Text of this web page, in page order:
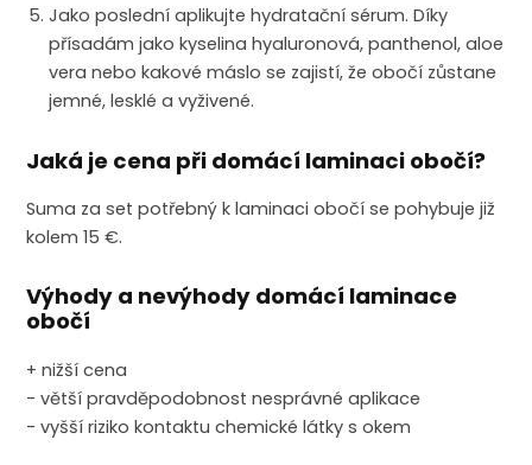
Jako poslední aplikujte hydratační sérum. Díky
přísadám jako kyselina hyaluronová, panthenol, aloe
vera nebo kakové máslo se zajistí, že obočí zůstane
jemné, lesklé a vyživené.
Jaká je cena při domácí laminaci obočí?
Suma za set potřebný k laminaci obočí se pohybuje již
kolem 15 €.
Výhody a nevýhody domácí laminace
obočí
+ nižší cena
- větší pravděpodobnost nesprávné aplikace
- vyšší riziko kontaktu chemické látky s okem